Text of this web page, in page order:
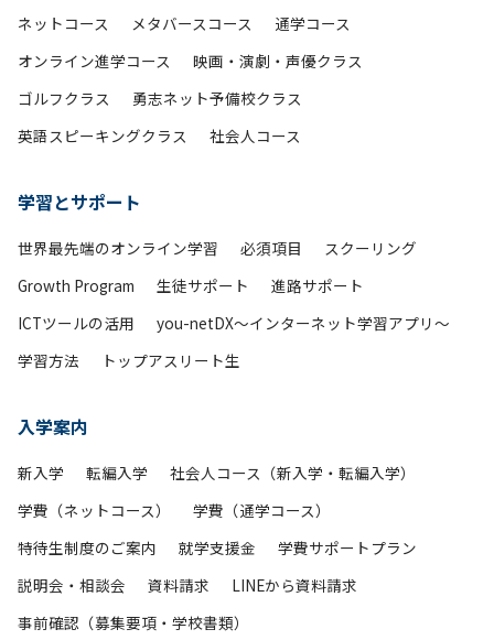
ネットコース メタバースコース
通学コース
オンライン進学コース
映画・演劇・声優クラス
ゴルフクラス
勇志ネット予備校クラス
英語スピーキングクラス
社会人コース
学習とサポート
世界最先端のオンライン学習 必須項目
スクーリング
Growth Program
生徒サポート
進路サポート
ICTツールの活用
you-netDX～インターネット学習アプリ～
学習方法
トップアスリート生
入学案内
新入学 転編入学
社会人コース（新入学・転編入学）
学費（ネットコース）
学費（通学コース）
特待生制度のご案内
就学支援金
学費サポートプラン
説明会・相談会
資料請求
LINEから資料請求
事前確認（募集要項・学校書類）